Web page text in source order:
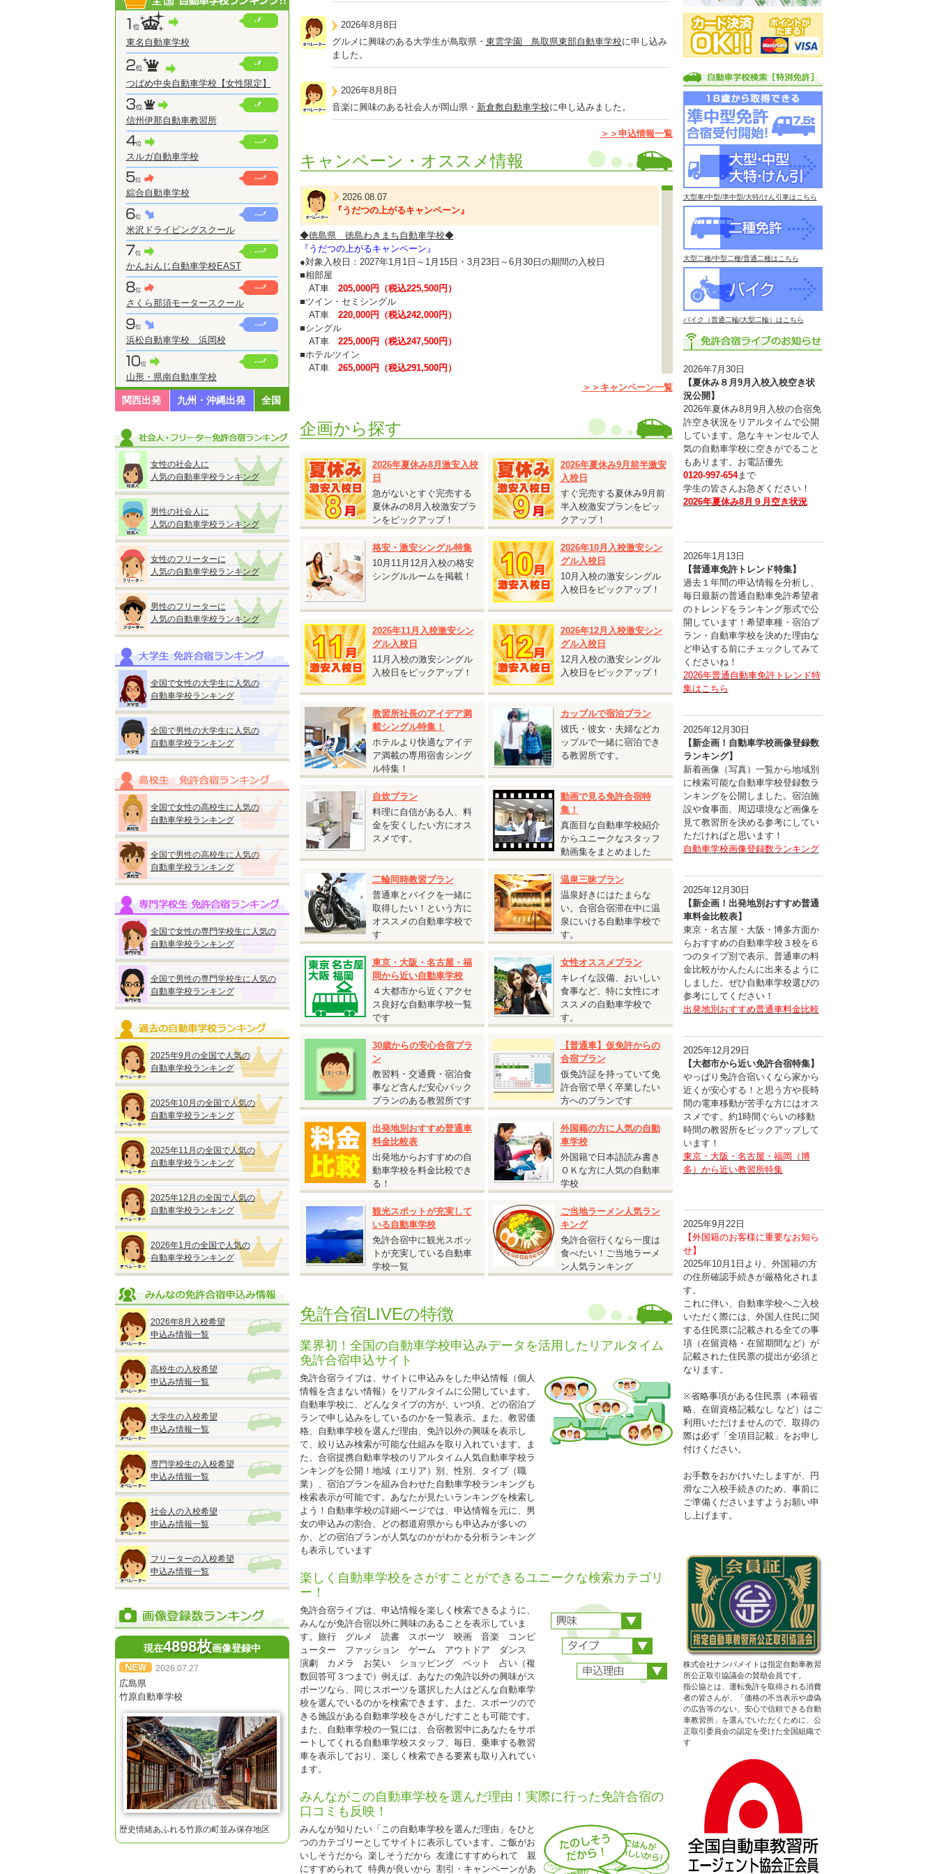
東名自動車学校
つばめ中央自動車学校【女性限定】
信州伊那自動車教習所
スルガ自動車学校
綜合自動車学校
米沢ドライビングスクール
かんおんじ自動車学校EAST
さくら那須モータースクール
浜松自動車学校 浜岡校
山形・県南自動車学校
関西出発 九州・沖縄出発 全国
女性の社会人に
人気の自動車学校ランキング
男性の社会人に
人気の自動車学校ランキング
女性のフリーターに
人気の自動車学校ランキング
男性のフリーターに
人気の自動車学校ランキング
全国で女性の大学生に人気の
自動車学校ランキング
全国で男性の大学生に人気の
自動車学校ランキング
全国で女性の高校生に人気の
自動車学校ランキング
全国で男性の高校生に人気の
自動車学校ランキング
全国で女性の専門学校生に人気の
自動車学校ランキング
全国で男性の専門学校生に人気の
自動車学校ランキング
2025年9月の全国で人気の
自動車学校ランキング
2025年10月の全国で人気の
自動車学校ランキング
2025年11月の全国で人気の
自動車学校ランキング
2025年12月の全国で人気の
自動車学校ランキング
2026年1月の全国で人気の
自動車学校ランキング
2026年8月入校希望
申込み情報一覧
高校生の入校希望
申込み情報一覧
大学生の入校希望
申込み情報一覧
専門学校生の入校希望
申込み情報一覧
社会人の入校希望
申込み情報一覧
フリーターの入校希望
申込み情報一覧
現在4898枚画像登録中
2026.07.27
広島県
竹原自動車学校
歴史情緒あふれる竹原の町並み保存地区
2026年8月8日
グルメに興味のある大学生が鳥取県・ 東雲学園 鳥取県東部自動車学校に申し込み
ました。
2026年8月8日
音楽に興味のある社会人が岡山県・ 新倉敷自動車学校に申し込みました。
＞＞申込情報一覧
キャンペーン・オススメ情報
2026.08.07
『うだつの上がるキャンペーン』
◆徳島県 徳島わきまち自動車学校◆
『うだつの上がるキャンペーン』
●対象入校日：2027年1月1日～1月15日・3月23日～6月30日の期間の入校日
■相部屋
AT車 205,000円（税込225,500円）
■ツイン・セミシングル
AT車 220,000円（税込242,000円）
■シングル
AT車 225,000円（税込247,500円）
■ホテルツイン
AT車265,000円（税込291,500円）
※普通二輪免許を所持されている方は、上記料金より税込5,500円引きとなります。
※グル割との併用可能です。
2026.08.06
『女性限定！個室無料キャンペーン！』
◆静岡県 掛川自動車学校◆
『女性限定！個室無料キャンペーン！』
●対象入校日：2026年10月13日～11月14日
■シングル・ツイン
AT車240,000円（税込264,000円）
MT車280,000円（税込308,000円）
※女性限定のキャンペーンです。
※相部屋料金でシングルまたはツインをご利用いただけます。
※グル割との併用が可能です。
※保証内容・往復交通費支給額は通常プランと同じです。
◆仮免許申請交付料金は別途必要です。
2026.08.03
『鳥取砂丘へ行くチャンス！人気の鳥取県 校内寮限定キャンペーン』
◆鳥取県 東雲学園イナバ自動車学校◆
『鳥取砂丘へ行くチャンス！人気の鳥取県 校内寮限定キャンペーン』
●対象入校日：9月21日～10月31日のすべての入校日
■校内寮ツイン
AT車 税込233,200円 ⇒税込225,500円
■校内寮シングル・シングルユース
AT車 税込238,700円 ⇒
ス）。あらかじめご了承ください。
MT車をご希望の方は税込55,000円アップ
普通二輪免許を所持されている方は税込11,000円引
※保証内容・往復交通費支給額は通常プランと同様です。
※2人部屋または4人部屋の貸切利用となる場合がございます。あらかじめご了承くださ
い。
『期間限定割引 普通AT車 5,000円割引キャンペーン』
◆広島県 竹原自動車学校◆
『期間限定割引 普通AT車 5,000円割引キャンペーン』
●受付開始日：2026年7月27日から
入校日：9月13日～10月31日の期間の入校日は 税込5,000円割引！
【女性の方必見！女性割と併用で最大割引あり】
●入校日：9月13日～9月19日の期間の入校は
最大税込10,000円割引！
●入校日：9月20日～10月31日の期間の入校は
最大税込15,000円割引！
『自炊シングルおすすめ入校日』
◆静岡県 静岡菊川自動車学校◆
『自炊シングルおすすめ入校日』
●入校日：9月22日～12月14日の期間内の入校日
■自炊シングル
※自動二輪免許所持も同料金となります。
◆仮免許申請交付料金は別途必要です。
2026.05.08
『25歳以下限定 校内宿舎入校日限定キャンペーン！』
◆香川県 かがわ自動車学校◆
『25歳以下限定 校内宿舎入校日限定キャンペーン！』
●入校日
AT車：6月10日・17日、7月8日、10月7日・14日、11月11日・18日
MT車：6月8日・15日、7月6日、10月5日・12日、11月9日・16日
■ツイン（バス・トイレ付）
AT車220,000円（税込242,000円）
MT車247,000円（税込271,700円）
■シングル（バス・トイレ付）
AT車220,000
円（税込242,000円）
MT車247,000円（税込271,700円）
※保証内容は通常プランと同じです。
※グループ割引との併用はできません。
※25歳以下の方限定となります。
※普通二輪免許を所持されている方は税込22,000円引
2026.04.21
『人気のドライビングスクール那珂 入校日限定特割』
◆茨城県 ドライビングスクール那珂◆
『人気のドライビングスクール那珂 入校日限定特割』
25歳以下限定キャンペーン
●入校日：2026年4月10日～7月15日、9月20日～12月31日の期間中の入校日
■自炊シングル・自炊ツイン・自炊トリプル（女性は校内宿舎ソレイユ利用、男性はエリ
オント利用）
235,000円（税込258,500円）
MT車⇒285,000円（税込313,500円）
★25歳以下の学生の方は、上記料金から更に税込11,000円引き!(学生証の持参要)
※普通二輪免許所持の場合も同様の料金です。
※技能教習・技能検定・宿泊食事の保証内容は通常プランと同様です。
＞＞キャンペーン一覧
企画から探す
2026年夏休み8月激安入校
日
急がないとすぐ完売する
夏休みの8月入校激安プラ
ンをピックアップ！
2026年夏休み9月前半激安
入校日
すぐ完売する夏休み9月前
半入校激安プランをピッ
クアップ！
格安・激安シングル特集
10月11月12月入校の格安
シングルルームを掲載！
2026年10月入校激安シン
グル入校日
10月入校の激安シングル
入校日をピックアップ！
2026年11月入校激安シン
グル入校日
11月入校の激安シングル
入校日をピックアップ！
2026年12月入校激安シン
グル入校日
12月入校の激安シングル
入校日をピックアップ！
教習所社長のアイデア満
載シングル特集！
ホテルより快適なアイデ
ア満載の専用宿舎シング
ル特集！
カップルで宿泊プラン
彼氏・彼女・夫婦などカ
ップルで一緒に宿泊でき
る教習所です。
自炊プラン
料理に自信がある人、料
金を安くしたい方にオス
スメです。
動画で見る免許合宿特
集！
真面目な自動車学校紹介
からユニークなスタッフ
動画集をまとめました
二輪同時教習プラン
普通車とバイクを一緒に
取得したい！という方に
オススメの自動車学校で
す
温泉三昧プラン
温泉好きにはたまらな
い。合宿合宿滞在中に温
泉にいける自動車学校で
す。
東京・大阪・名古屋・福
岡から近い自動車学校
４大都市から近くアクセ
ス良好な自動車学校一覧
です
女性オススメプラン
キレイな設備、おいしい
食事など、特に女性にオ
ススメの自動車学校で
す。
30歳からの安心合宿プラ
ン
教習料・交通費・宿泊食
事など含んだ安心パック
プランのある教習所です
【普通車】仮免許からの
合宿プラン
仮免許証を持っていて免
許合宿で早く卒業したい
方へのプランです
出発地別おすすめ普通車
料金比較表
出発地からおすすめの自
動車学校を料金比較でき
る！
外国籍の方に人気の自動
車学校
外国籍で日本語読み書き
ＯＫな方に人気の自動車
学校
観光スポットが充実して
いる自動車学校
免許合宿中に観光スポッ
トが充実している自動車
学校一覧
ご当地ラーメン人気ラン
キング
免許合宿行くなら一度は
食べたい！ご当地ラーメ
ン人気ランキング
免許合宿LIVEの特徴
業界初！全国の自動車学校申込みデータを活用したリアルタイム
免許合宿申込サイト
免許合宿ライブは、サイトに申込みをした申込情報（個人
情報を含まない情報）をリアルタイムに公開しています。
自動車学校に、どんなタイプの方が、いつ頃、どの宿泊プ
ランで申し込みをしているのかを一覧表示。また、教習価
格、自動車学校を選んだ理由、免許以外の興味を表示し
て、絞り込み検索が可能な仕組みを取り入れています。ま
た、合宿提携自動車学校のリアルタイム人気自動車学校ラ
ンキングを公開！地域（エリア）別、性別、タイプ（職
業）、宿泊プランを組み合わせた自動車学校ランキングも
検索表示が可能です。あなたが見たいランキングを検索し
よう！自動車学校の詳細ページでは、申込情報を元に、男
女の申込みの割合、どの都道府県からも申込みが多いの
か、どの宿泊プランが人気なのかがわかる分析ランキング
も表示しています
楽しく自動車学校をさがすことができるユニークな検索カテゴリ
ー！
免許合宿ライブは、申込情報を楽しく検索できるように、
みんなが免許合宿以外に興味のあることを表示していま
す。旅行 グルメ 読書 スポーツ 映画 音楽 コンピ
ューター ファッション ゲーム アウトドア ダンス
演劇 カメラ お笑い ショッピング ペット 占い（複
数回答可３つまで）例えば、あなたの免許以外の興味がス
ポーツなら、同じスポーツを選択した人はどんな自動車学
校を選んでいるのかを検索できます。また、スポーツので
きる施設がある自動車学校をさがしだすことも可能です。
また、自動車学校の一覧には、合宿教習中にあなたをサポ
ートしてくれる自動車学校スタッフ、毎日、乗車する教習
車を表示しており、楽しく検索できる要素も取り入れてい
ます。
みんながこの自動車学校を選んだ理由！実際に行った免許合宿の
口コミも反映！
みんなが知りたい「この自動車学校を選んだ理由」をひと
つのカテゴリーとしてサイトに表示しています。ご飯がお
いしそうだから 楽しそうだから 友達にすすめられて 親
にすすめられて 特典が良いから 割引・キャンペーンがあ
大型車/中型/準中型/大特/けん引車はこちら
大型二種/中型二種/普通二種はこちら
バイク（普通二輪/大型二輪）はこちら
2026年7月30日
【夏休み８月9月入校入校空き状
況公開】
2026年夏休み8月9月入校の合宿免
許空き状況をリアルタイムで公開
しています。急なキャンセルで人
気の自動車学校に空きがでること
もあります。お電話優先
0120-997-654まで
学生の皆さんお急ぎください！
2026年夏休み8月９月空き状況
2026年1月13日
【普通車免許トレンド特集】
過去１年間の申込情報を分析し、
毎日最新の普通自動車免許希望者
のトレンドをランキング形式で公
開しています！希望車種・宿泊プ
ラン・自動車学校を決めた理由な
ど申込する前にチェックしてみて
くださいね！
2026年普通自動車免許トレンド特
集はこちら
2025年12月30日
【新企画！自動車学校画像登録数
ランキング】
新着画像（写真）一覧から地域別
に検索可能な自動車学校登録数ラ
ンキングを公開しました。宿泊施
設や食事面、周辺環境など画像を
見て教習所を決める参考にしてい
ただければと思います！
自動車学校画像登録数ランキング
2025年12月30日
【新企画！出発地別おすすめ普通
車料金比較表】
東京・名古屋・大阪・博多方面か
らおすすめの自動車学校３校を６
つのタイプ別で表示。普通車の料
金比較がかんたんに出来るように
しました。ぜひ自動車学校選びの
参考にしてください！
出発地別おすすめ普通車料金比較
2025年12月29日
【大都市から近い免許合宿特集】
やっぱり免許合宿いくなら家から
近くが安心する！と思う方や長時
間の電車移動が苦手な方にはオス
スメです。約1時間ぐらいの移動
時間の教習所をピックアップして
います！
東京・大阪・名古屋・福岡（博
多）から近い教習所特集
2025年9月22日
【外国籍のお客様に重要なお知ら
せ】
2025年10月1日より、外国籍の方
の住所確認手続きが厳格化されま
す。
これに伴い、自動車学校へご入校
いただく際には、外国人住民に関
する住民票に記載される全ての事
項（在留資格・在留期間など）が
記載された住民票の提出が必須と
なります。
※省略事項がある住民票（本籍省
略、在留資格記載なし など）はご
利用いただけませんので、取得の
際は必ず「全項目記載」をお申し
付けください。
お手数をおかけいたしますが、円
滑なご入校手続きのため、事前に
ご準備くださいますようお願い申
し上げます。
株式会社ナンバメイトは指定自動車教習
所公正取引協議会の賛助会員です。
指公協とは、運転免許を取得される消費
者の皆さんが、「価格の不当表示や虚偽
の広告等のない、安心で信頼できる自動
車教習所」を選んでいただくために、公
正取引委員会の認定を受けた全国組織で
す